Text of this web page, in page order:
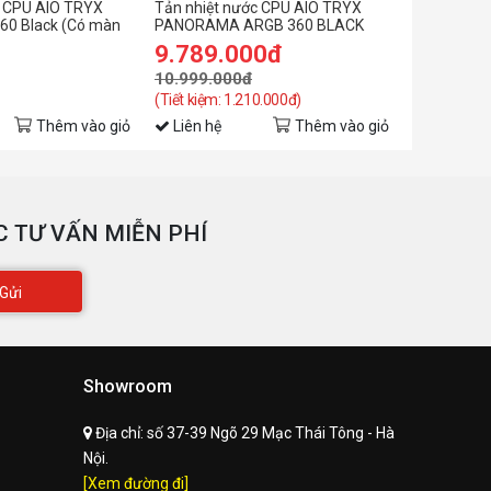
máy
12V DC
Liệu
nhiệt
Tốc
độ
bơm
AIO TRYX
Black (Có màn
Thêm vào giỏ
Tản nhiệt nước CPU AIO TRYX
PANORAMA ARGB 360 BLACK
(Màn AMOLED 6.5/Bơm ASETEK
8)
9.789.000đ
10.999.000đ
(Tiết kiệm: 1.210.000đ)
Liên hệ Thêm vào giỏ
TƯ VẤN MIỄN PHÍ
Gửi
Showroom
Địa chỉ: số 37-39 Ngõ 29 Mạc Thái Tông - Hà
Nội.
[Xem đường đi]